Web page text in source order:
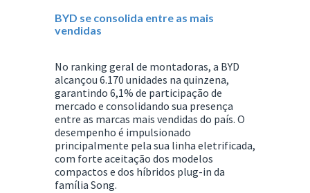
BYD se consolida entre as mais
vendidas
No ranking geral de montadoras, a BYD
alcançou 6.170 unidades na quinzena,
garantindo 6,1% de participação de
mercado e consolidando sua presença
entre as marcas mais vendidas do país. O
desempenho é impulsionado
principalmente pela sua linha eletrificada,
com forte aceitação dos modelos
compactos e dos híbridos plug-in da
família Song.